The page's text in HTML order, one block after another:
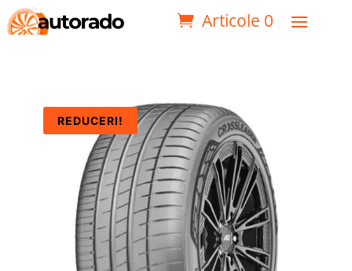
Articole 0
REDUCERI!